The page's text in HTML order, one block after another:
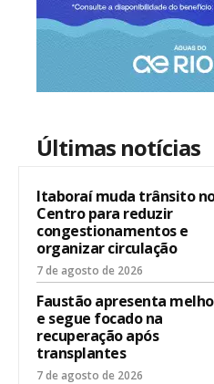
Últimas notícias
Itaboraí muda trânsito
Centro para reduzir
congestionamentos e
organizar circulação
7 de agosto de 2026
Faustão apresenta
e segue focado na
recuperação após
transplantes
7 de agosto de 2026